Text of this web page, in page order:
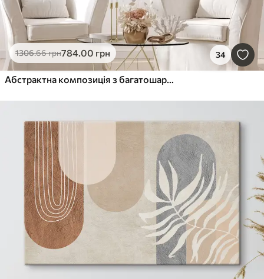
1306.66грн784.00 грн 34
Абстрактна композиція з багатошарового листя, вигнутих форм у чорному, білому та бежевому кольорах, фактурне мистецтво